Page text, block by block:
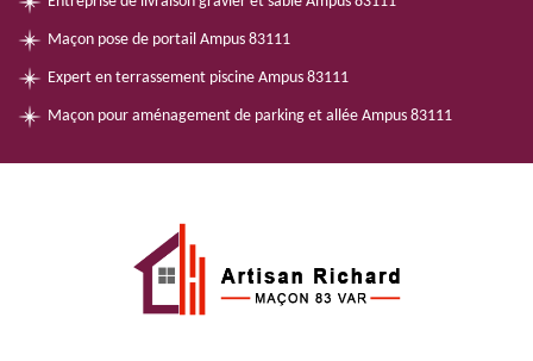
Maçon pose de portail Ampus 83111
Expert en terrassement piscine Ampus 83111
Maçon pour aménagement de parking et allée Ampus 83111